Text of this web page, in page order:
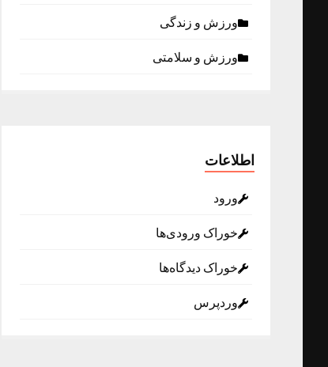
ورزش و زندگی
ورزش و سلامتی
اطلاعات
ورود
خوراک ورودی‌ها
خوراک دیدگاه‌ها
وردپرس